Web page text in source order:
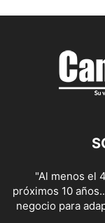
"Al menos el
próximos 10
negocio para